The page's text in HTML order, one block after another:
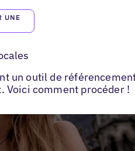
UNE
un outil de
Voici comment procéder !